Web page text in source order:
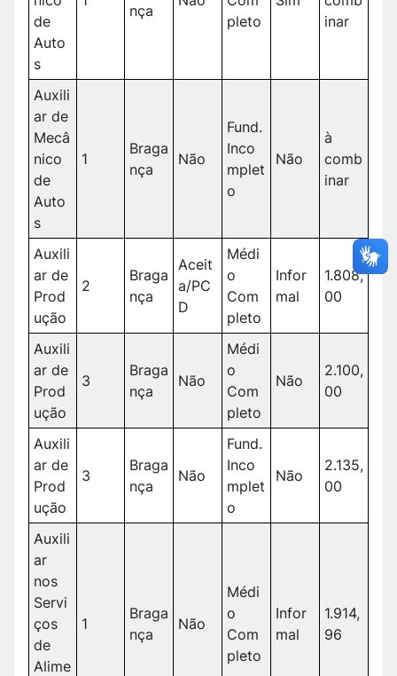
de
Auto
s
nça
pleto
inar
Auxili
ar de
Mecâ
nico
de
Auto
s
1
Braga
nça
Não
Fund.
Inco
mplet
o
Não
à
comb
inar
Auxili
ar de
Prod
ução
2
Braga
nça
Aceit
a/PC
D
Médi
o
Com
pleto
Infor
mal
1.808,
00
Auxili
ar de
Prod
ução
3
Braga
nça
Não
Médi
o
Com
pleto
Não
2.100,
00
Auxili
ar de
Prod
ução
3
Braga
nça
Não
Fund.
Inco
mplet
o
Não
2.135,
00
Auxili
ar
nos
Servi
ços
de
Alime
1
Braga
nça
Não
Médi
o
Com
pleto
Infor
mal
1.914,
96